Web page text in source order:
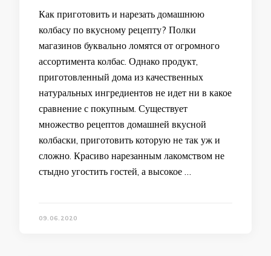
Как приготовить и нарезать домашнюю
колбасу по вкусному рецепту? Полки
магазинов буквально ломятся от огромного
ассортимента колбас. Однако продукт,
приготовленный дома из качественных
натуральных ингредиентов не идет ни в какое
сравнение с покупным. Существует
множество рецептов домашней вкусной
колбаски, приготовить которую не так уж и
сложно. Красиво нарезанным лакомством не
стыдно угостить гостей, а высокое …
09.06.2020